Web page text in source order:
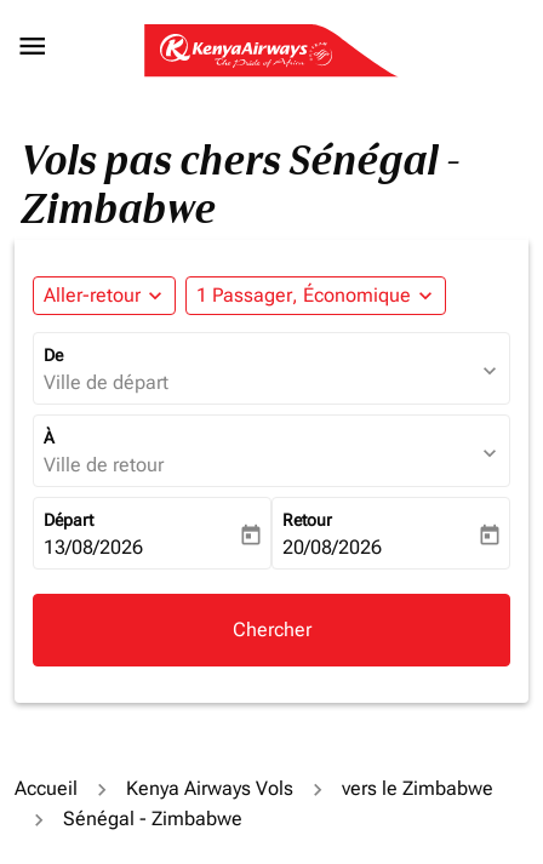

Vols pas chers Sénégal -
Zimbabwe
Aller-retour expand_more 1 Passager, Économique expand_more
De
Ville de départ expand_more
À
Ville de retour expand_more
Départ
fc-booking-departure-date-aria-label
13/08/2026 today
Retour
fc-booking-return-date-aria-
20/08/2026 today
Chercher
Accueil Kenya Airways Vols
vers le Zimbabwe
Sénégal - Zimbabwe